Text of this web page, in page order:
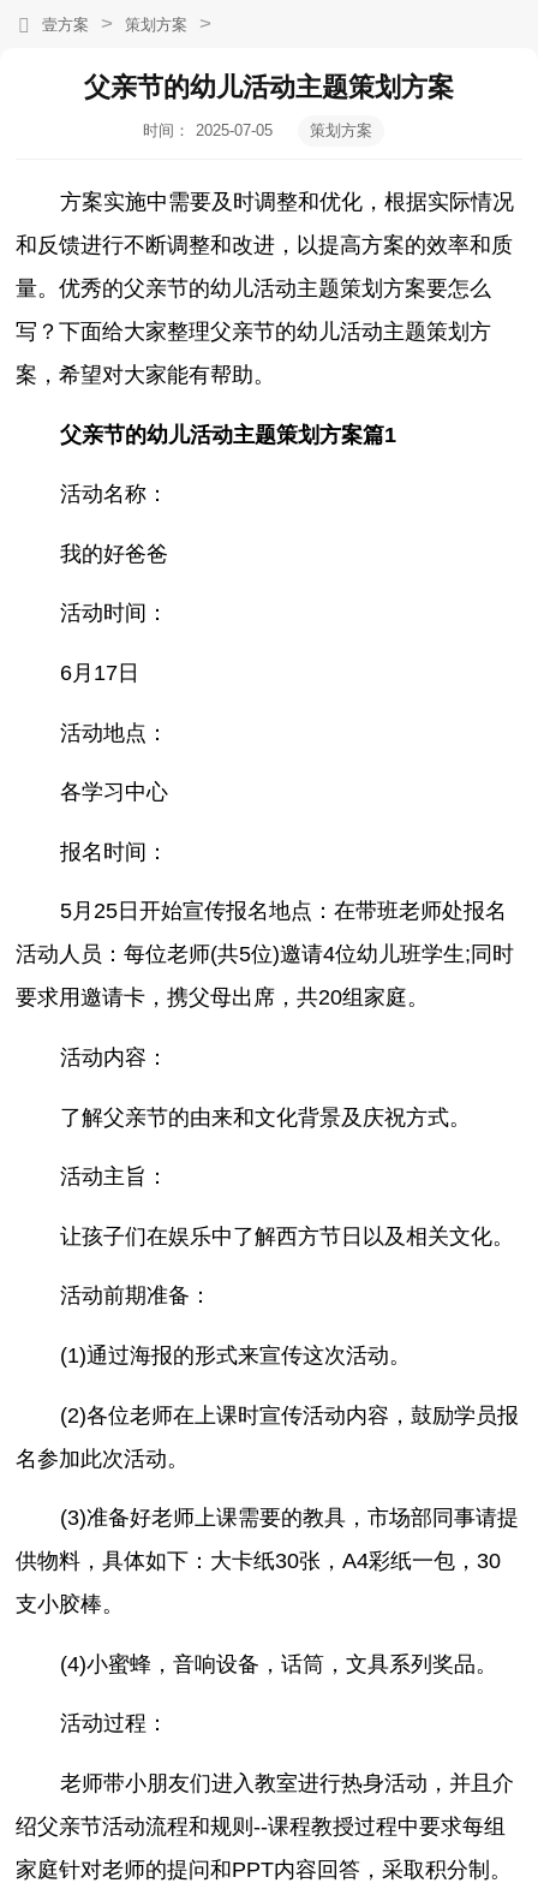
壹方案 > 策划方案 >
父亲节的幼儿活动主题策划方案
时间：
2025-07-05
策划方案
方案实施中需要及时调整和优化，根据实际情况
和反馈进行不断调整和改进，以提高方案的效率和质
量。优秀的父亲节的幼儿活动主题策划方案要怎么
写？下面给大家整理父亲节的幼儿活动主题策划方
案，希望对大家能有帮助。
父亲节的幼儿活动主题策划方案篇1
活动名称：
我的好爸爸
活动时间：
6月17日
活动地点：
各学习中心
报名时间：
5月25日开始宣传报名地点：在带班老师处报名
活动人员：每位老师(共5位)邀请4位幼儿班学生;同时
要求用邀请卡，携父母出席，共20组家庭。
活动内容：
了解父亲节的由来和文化背景及庆祝方式。
活动主旨：
让孩子们在娱乐中了解西方节日以及相关文化。
活动前期准备：
(1)通过海报的形式来宣传这次活动。
(2)各位老师在上课时宣传活动内容，鼓励学员报
名参加此次活动。
(3)准备好老师上课需要的教具，市场部同事请提
供物料，具体如下：大卡纸30张，A4彩纸一包，30
支小胶棒。
(4)小蜜蜂，音响设备，话筒，文具系列奖品。
活动过程：
老师带小朋友们进入教室进行热身活动，并且介
绍父亲节活动流程和规则--课程教授过程中要求每组
家庭针对老师的提问和PPT内容回答，采取积分制。